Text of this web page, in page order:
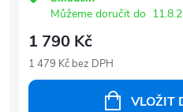
Můžeme doručit do
1 790 Kč
1 479 Kč bez DPH
VLOŽIT